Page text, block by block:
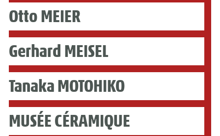
Otto MEIER
Gerhard MEISEL
Tanaka MOTOHIKO
MUSÉE CÉRAMIQUE